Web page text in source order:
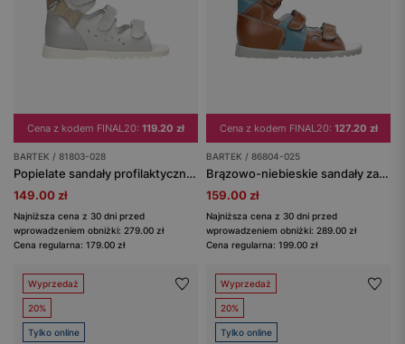
Cena z kodem FINAL20: 119.20 zł
BARTEK / 81803-028
Popielate sandały profilaktyczne BARTEK 81803-028
149.00 zł
Najniższa cena z 30 dni przed
wprowadzeniem obniżki: 279.00 zł
Cena regularna: 179.00 zł
Cena z kodem FINAL20: 127.20 zł
BARTEK / 86804-025
Brązowo-niebieskie sandały zabudowane z łączonych skór BARTEK 86804-025
159.00 zł
Najniższa cena z 30 dni przed
wprowadzeniem obniżki: 289.00 zł
Cena regularna: 199.00 zł
Wyprzedaż
20%
Tylko online
Wyprzedaż
20%
Tylko online